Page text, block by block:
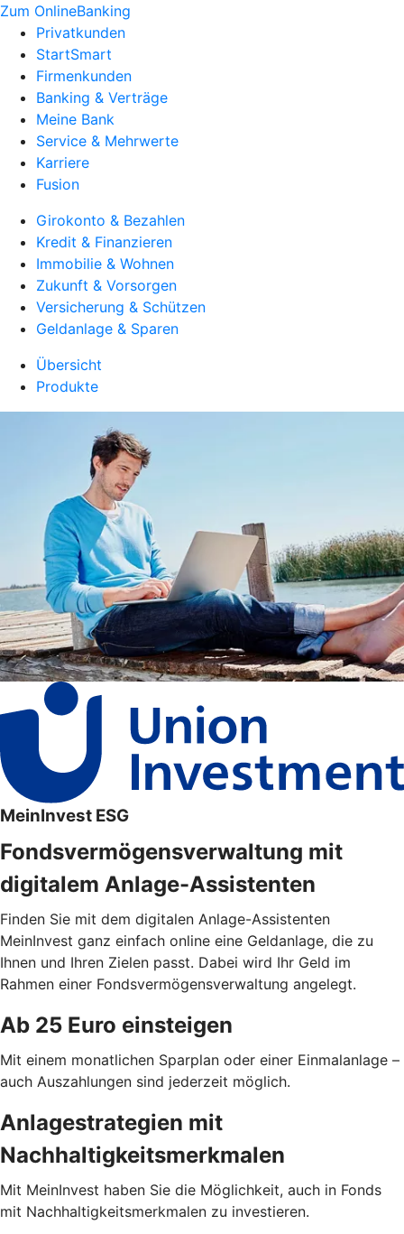
Zum OnlineBanking
Privatkunden
StartSmart
Firmenkunden
Banking & Verträge
Meine Bank
Service & Mehrwerte
Karriere
Fusion
Girokonto & Bezahlen
Kredit & Finanzieren
Immobilie & Wohnen
Zukunft & Vorsorgen
Versicherung & Schützen
Geldanlage & Sparen
Übersicht
Produkte
MeinInvest ESG
Fondsvermögensverwaltung mit
digitalem Anlage-Assistenten
Finden Sie mit dem digitalen Anlage-Assistenten
MeinInvest ganz einfach online eine Geldanlage, die zu
Ihnen und Ihren Zielen passt. Dabei wird Ihr Geld im
Rahmen einer Fondsvermögensverwaltung angelegt.
Ab 25 Euro einsteigen
Mit einem monatlichen Sparplan oder einer Einmalanlage –
auch Auszahlungen sind jederzeit möglich.
Anlagestrategien mit
Nachhaltigkeitsmerkmalen
Mit MeinInvest haben Sie die Möglichkeit, auch in Fonds
mit Nachhaltigkeitsmerkmalen zu investieren.